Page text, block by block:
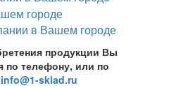
продукции Вы
по телефону, или по
info@1-sklad.ru